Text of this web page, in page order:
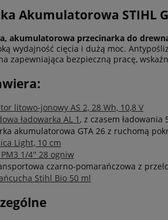
Akumulatorowa STIHL
akumulatorowa przecinarka do
wydajność cięcia i dużą moc.
zapewniająca bezpieczną pracę,
litowo-jonowy AS 2, 28 Wh, 10,8 V
ładowarka AL 1 , z czasem
akumulatorowa GTA 26 z ruchomą
Light, 10 cm
1/4'' 28 ogniw
czarno-pomarańczowa z
Stihl Bio 50 ml